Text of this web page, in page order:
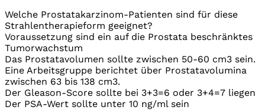
Welche Prostatakarzinom-Patienten sind für diese
Strahlentherapieform geeignet?
Voraussetzung sind ein auf die Prostata beschränktes
Tumorwachstum
Das Prostatavolumen sollte zwischen 50-60 cm3 sein.
Eine Arbeitsgruppe berichtet über Prostatavolumina
zwischen 63 bis 138 cm3.
Der Gleason-Score sollte bei 3+3=6 oder 3+4=7 liegen
Der PSA-Wert sollte unter 10 ng/ml sein